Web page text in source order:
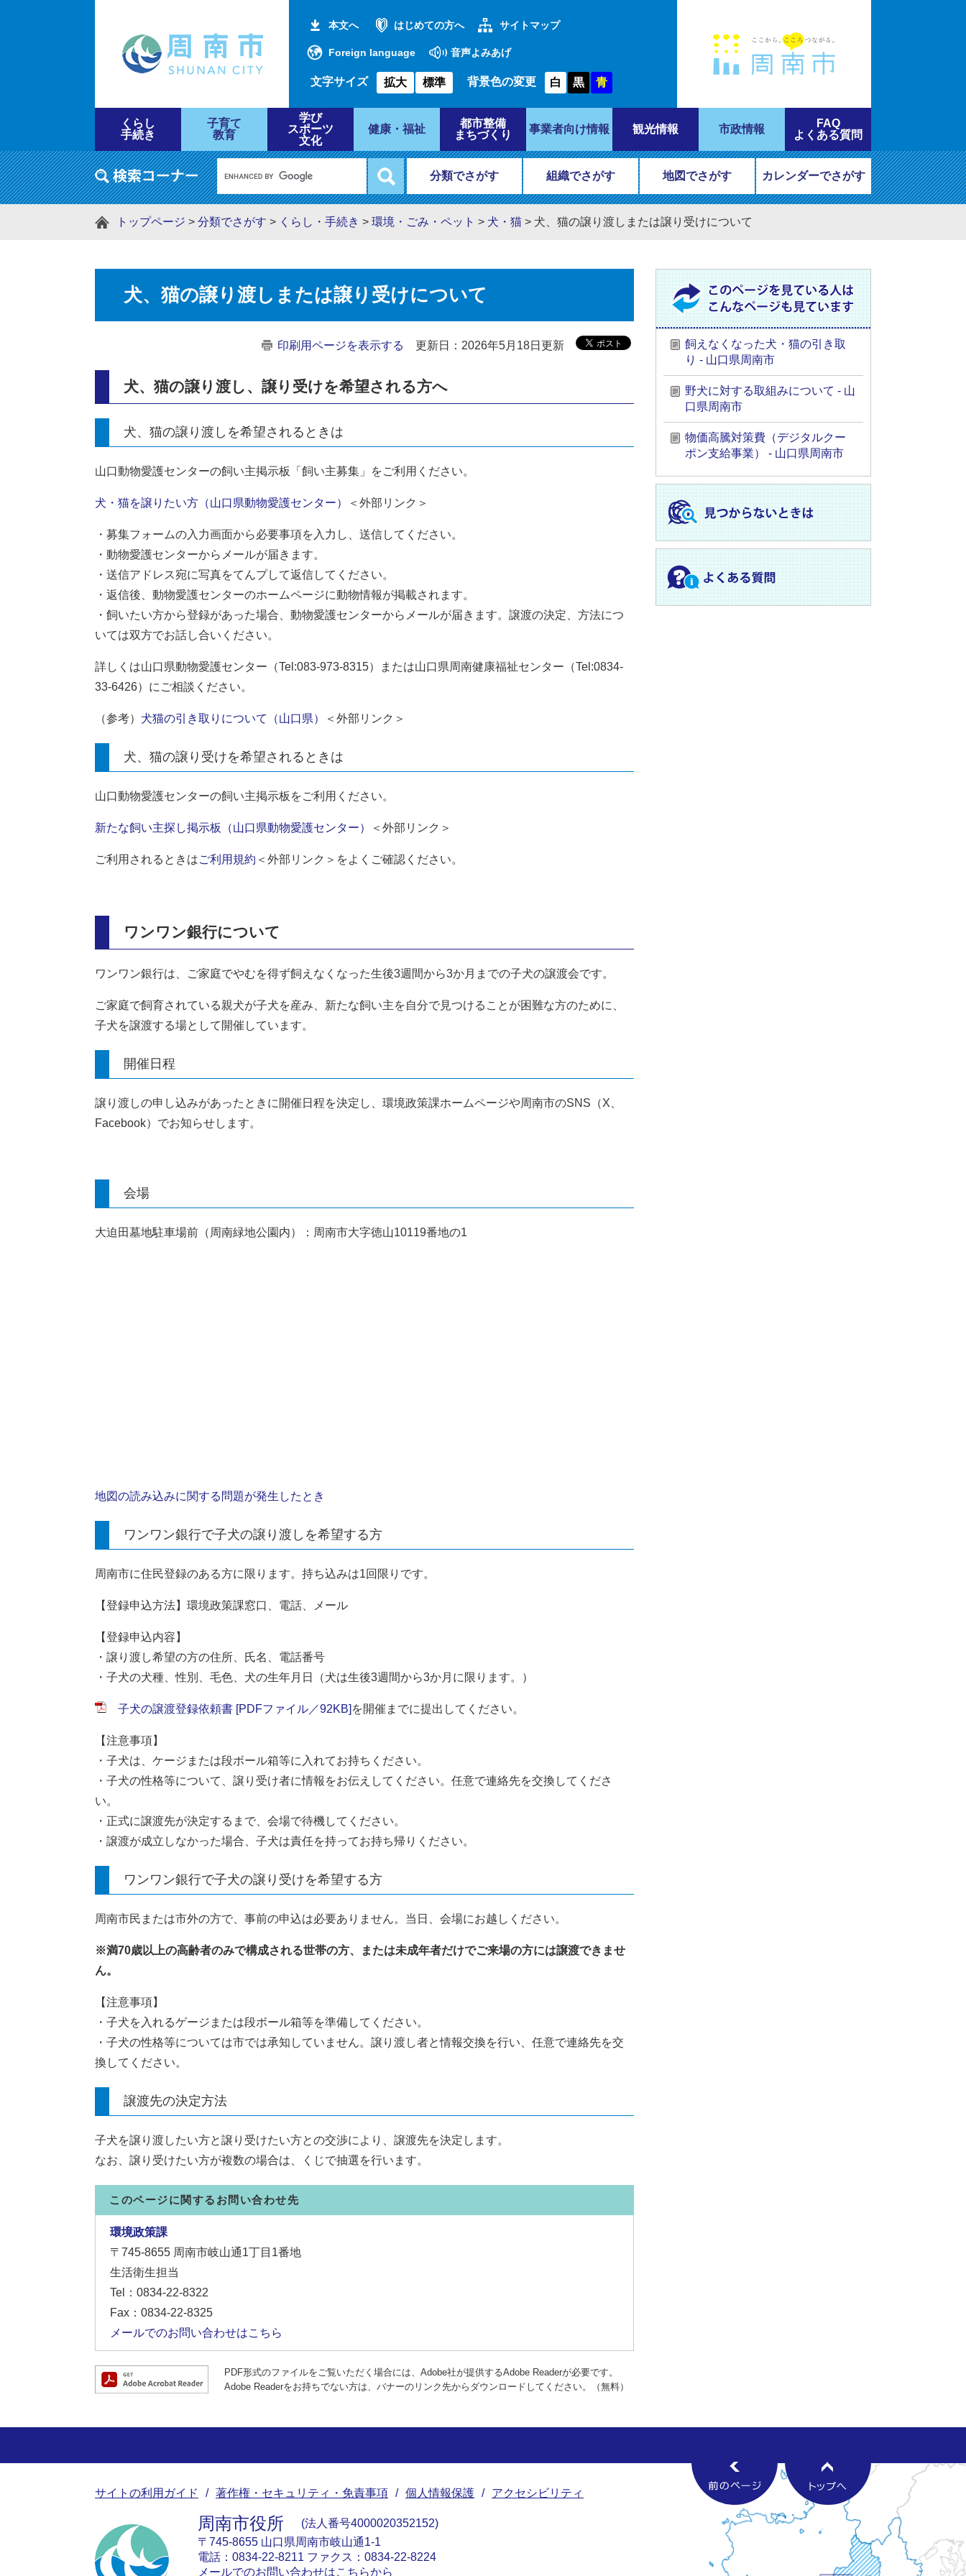
本文へ はじめての方へ サイトマップ
Foreign language 音声よみあげ
文字サイズ 拡大 標準 背景色の変更 白 黒 青
くらし
手続き
子育て
教育
学び
スポーツ
文化
健康・福祉
都市整備
まちづくり
事業者向け情報 観光情報 市政情報
FAQ
よくある質問
分類でさがす 組織でさがす 地図でさがす カレンダーでさがす
トップページ > 分類でさがす > くらし・手続き > 環境・ごみ・ペット > 犬・猫 > 犬、猫の譲り渡しまたは譲り受けについて
犬、猫の譲り渡しまたは譲り受けについて
印刷用ページを表示する 更新日：2026年5月18日更新
犬、猫の譲り渡し、譲り受けを希望される方へ
犬、猫の譲り渡しを希望されるときは
山口動物愛護センターの飼い主掲示板「飼い主募集」をご利用ください。
犬・猫を譲りたい方（山口県動物愛護センター） ＜外部リンク＞
・募集フォームの入力画面から必要事項を入力し、送信してください。
・動物愛護センターからメールが届きます。
・送信アドレス宛に写真をてんプして返信してください。
・返信後、動物愛護センターのホームページに動物情報が掲載されます。
・飼いたい方から登録があった場合、動物愛護センターからメールが届きます。譲渡の決定、方法につ
いては双方でお話し合いください。
詳しくは山口県動物愛護センター（Tel:083-973-8315）または山口県周南健康福祉センター（Tel:0834-
33-6426）にご相談ください。
（参考） 犬猫の引き取りについて（山口県） ＜外部リンク＞
犬、猫の譲り受けを希望されるときは
山口動物愛護センターの飼い主掲示板をご利用ください。
新たな飼い主探し掲示板（山口県動物愛護センター） ＜外部リンク＞
ご利用されるときはご利用規約 ＜外部リンク＞ をよくご確認ください。
ワンワン銀行について
ワンワン銀行は、ご家庭でやむを得ず飼えなくなった生後3週間から3か月までの子犬の譲渡会です。
ご家庭で飼育されている親犬が子犬を産み、新たな飼い主を自分で見つけることが困難な方のために、
子犬を譲渡する場として開催しています。
開催日程​
​譲り渡しの申し込みがあったときに開催日程を決定し、環境政策課ホームページや周南市のSNS（X、
Facebook）でお知らせします。
会場
大迫田墓地駐車場前（周南緑地公園内）：周南市大字徳山10119番地の1
地図の読み込みに関する問題が発生したとき
ワンワン銀行で子犬の譲り渡しを希望する方
周南市に住民登録のある方に限ります。持ち込みは1回限りです。
【登録申込方法】環境政策課窓口、 電話、メール
​【登録申込内容】
・ 譲り渡し希望の方の住所、氏名、電話番号
・ 子犬の犬種、性別、毛色、犬の生年月日（犬は生後3週間から3か月に限ります。）
子犬の譲渡登録依頼書 [PDFファイル／92KB] を​開催までに提出してください。
【注意事項】
・子犬は、ケージまたは段ボール箱等に入れてお持ちください。
・子犬の性格等について、譲り受け者に情報をお伝えしてください。任意で連絡先を交換してくださ
い。
・正式に譲渡先が決定するまで、会場で待機してください。
・譲渡が成立しなかった場合、子犬は責任を持ってお持ち帰りください。
ワンワン銀行で子犬の譲り受けを希望する方
周南市民または市外の方で、事前の申込は必要ありません。当日、会場にお越しください。
※満70歳以上の高齢者のみで構成される世帯の方、または未成年者だけでご来場の方には譲渡できませ
ん。
【注意事項】
・子犬を入れるゲージまたは段ボール箱等を準備してください。
・子犬の性格等については市では承知していません。譲り渡し者と情報交換を行い、任意で連絡先を交
換してください。
譲渡先の決定方法
子犬を譲り渡したい方と譲り受けたい方との交渉により、譲渡先を決定します。
なお、譲り受けたい方が複数の場合は、くじで抽選を行います。
このページに関するお問い合わせ先
環境政策課
〒745-8655 周南市岐山通1丁目1番地
生活衛生担当
Tel：0834-22-8322
Fax：0834-22-8325
メールでのお問い合わせはこちら
PDF形式のファイルをご覧いただく場合には、Adobe社が提供するAdobe Readerが必要です。
Adobe Readerをお持ちでない方は、バナーのリンク先からダウンロードしてください。（無料）
飼えなくなった犬・猫の引き取
り - 山口県周南市
野犬に対する取組みについて - 山
口県周南市
物価高騰対策費（デジタルクー
ポン支給事業） - 山口県周南市
サイトの利用ガイド 著作権・セキュリティ・免責事項 個人情報保護 アクセシビリティ
周南市役所
法人番号4000020352152
〒745-8655 山口県周南市岐山通1-1
電話：0834-22-8211 ファクス：0834-22-8224
メールでのお問い合わせはこちらから